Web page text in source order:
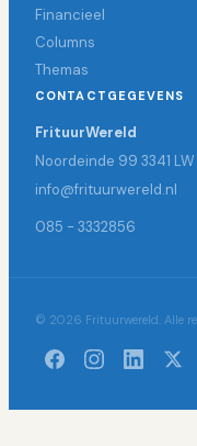
Financieel
Columns
Themas
CONTACTGEGEVENS
FrituurWereld
Noordeinde 99 3341
info@frituurwereld.nl
085 - 3332856
© 2026 Frituurwereld. Alle